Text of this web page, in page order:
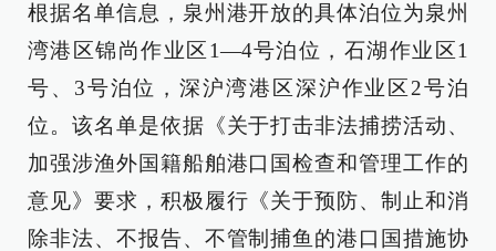
根据名单信息，泉州港开放的具体泊位为泉州
湾港区锦尚作业区1—4号泊位，石湖作业区1
号、3号泊位，深沪湾港区深沪作业区2号泊
位。该名单是依据《关于打击非法捕捞活动、
加强涉渔外国籍船舶港口国检查和管理工作的
意见》要求，积极履行《关于预防、制止和消
除非法、不报告、不管制捕鱼的港口国措施协